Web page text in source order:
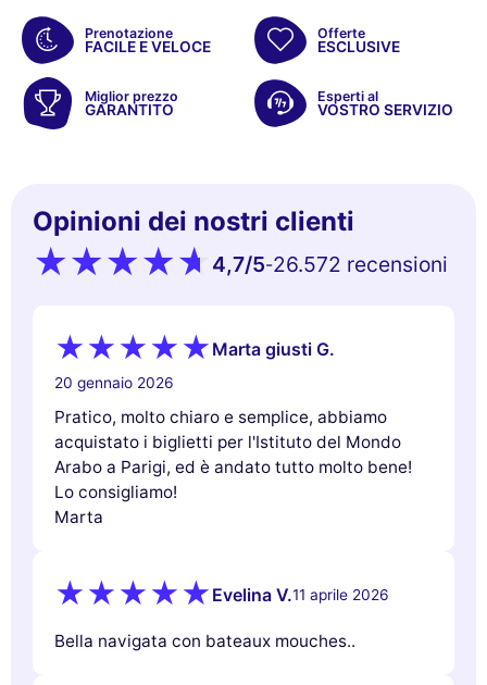
Prenotazione
FACILE E VELOCE
Offerte
ESCLUSIVE
Miglior prezzo
GARANTITO
Esperti al
VOSTRO SERVIZIO
Opinioni dei nostri clienti
4,7/5-26.572 recensioni
Marta giusti G.
20 gennaio 2026
Pratico, molto chiaro e semplice, abbiamo
acquistato i biglietti per l'Istituto del Mondo
Arabo a Parigi, ed è andato tutto molto bene!
Lo consigliamo!
Marta
Evelina V.11 aprile 2026
Bella navigata con bateaux mouches..